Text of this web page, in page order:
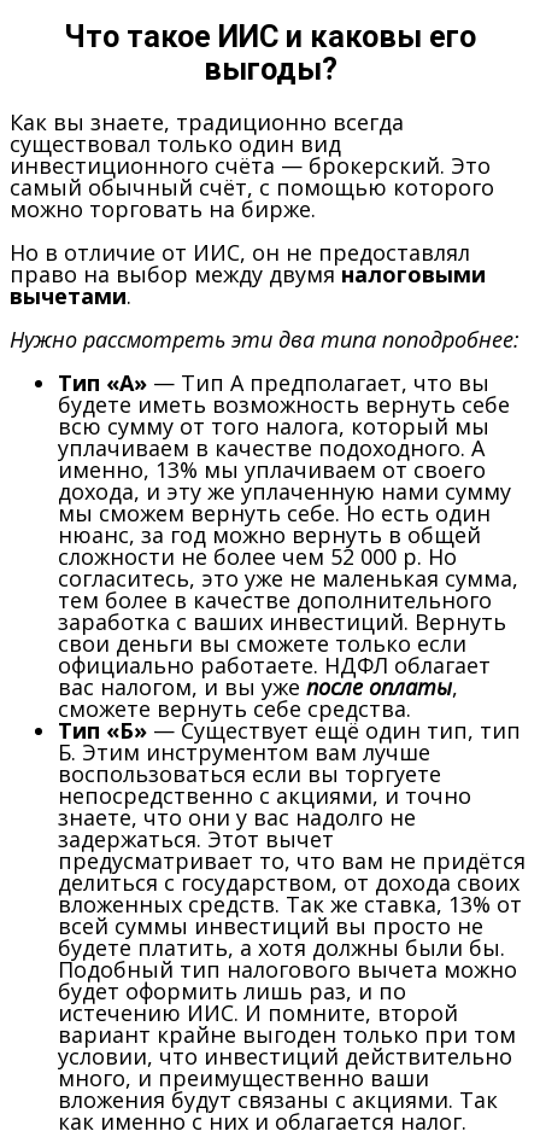
Что такое ИИС и каковы его
выгоды?
Как вы знаете, традиционно всегда
существовал только один вид
инвестиционного счёта — брокерский. Это
самый обычный счёт, с помощью которого
можно торговать на бирже.
Но в отличие от ИИС, он не предоставлял
право на выбор между двумяналоговыми
вычетами.
Нужно рассмотреть эти два типа поподробнее:
Тип «А» — Тип А предполагает, что вы
будете иметь возможность вернуть себе
всю сумму от того налога, который мы
уплачиваем в качестве подоходного. А
именно, 13% мы уплачиваем от своего
дохода, и эту же уплаченную нами сумму
мы сможем вернуть себе. Но есть один
нюанс, за год можно вернуть в общей
сложности не более чем 52 000 р. Но
согласитесь, это уже не маленькая сумма,
тем более в качестве дополнительного
заработка с ваших инвестиций. Вернуть
свои деньги вы сможете только если
официально работаете. НДФЛ облагает
вас налогом, и вы уже после оплаты,
сможете вернуть себе средства.
Тип «Б» — Существует ещё один тип, тип
Б. Этим инструментом вам лучше
воспользоваться если вы торгуете
непосредственно с акциями, и точно
знаете, что они у вас надолго не
задержаться. Этот вычет
предусматривает то, что вам не придётся
делиться с государством, от дохода своих
вложенных средств. Так же ставка, 13% от
всей суммы инвестиций вы просто не
будете платить, а хотя должны были бы.
Подобный тип налогового вычета можно
будет оформить лишь раз, и по
истечению ИИС. И помните, второй
вариант крайне выгоден только при том
условии, что инвестиций действительно
много, и преимущественно ваши
вложения будут связаны с акциями. Так
как именно с них и облагается налог.